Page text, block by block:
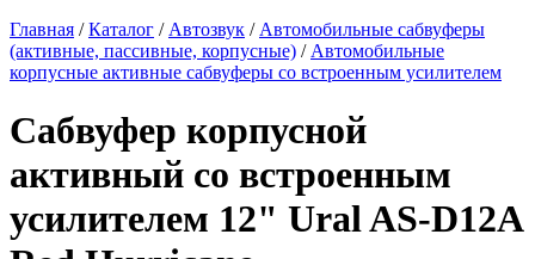
Главная /Каталог / Автозвук / Автомобильные сабвуферы
(активные, пассивные, корпусные) / Автомобильные
корпусные активные сабвуферы со встроенным усилителем
Сабвуфер корпусной
активный со встроенным
усилителем 12" Ural AS-D12A